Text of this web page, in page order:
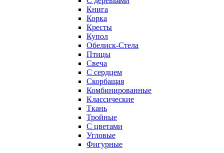
Книга
Корка
Кресты
Купол
Обелиск-Стела
Птицы
Свеча
С сердцем
Скорбащая
Комбинированные
Классические
Ткань
Тройные
С цветами
Угловые
Фигурные